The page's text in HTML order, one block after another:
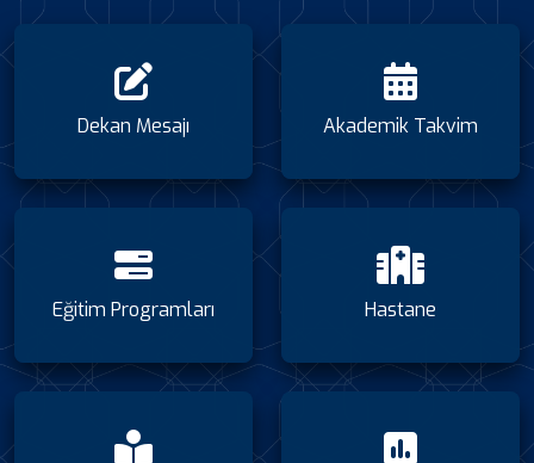
Dekan Mesajı Akademik Takvim
Eğitim Programları Hastane